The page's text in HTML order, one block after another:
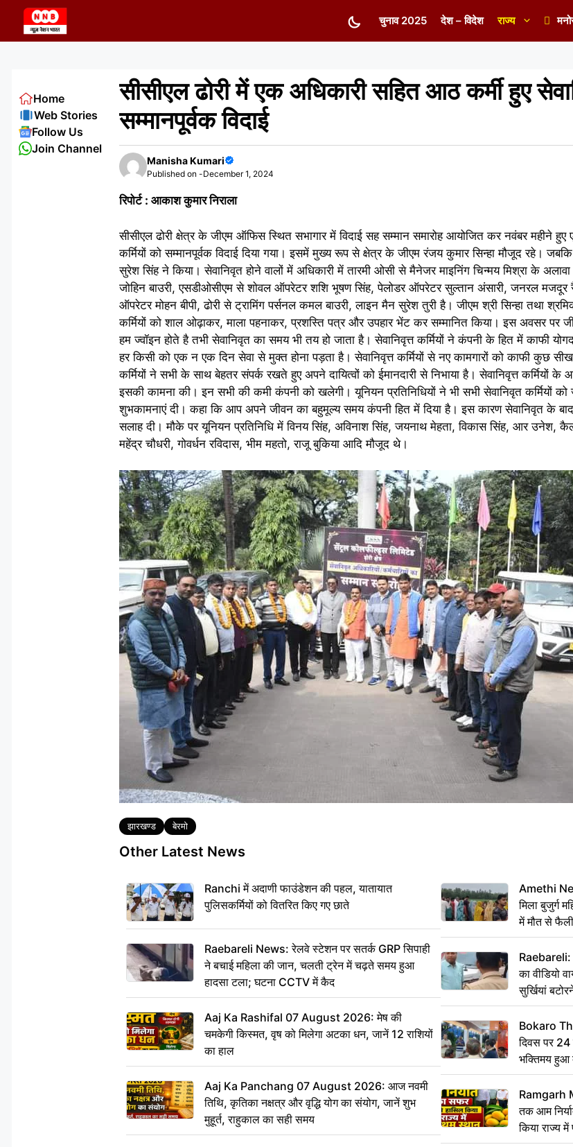
content
चुनाव 2025 देश – विदेश राज्य
सीसीएल ढोरी में एक अधिकारी सहित आठ कर्मी हुए
सम्मानपूर्वक विदाई
Manisha Kumari
Published on -December 1, 2024
रिपोर्ट : आकाश कुमार निराला
सीसीएल ढोरी क्षेत्र के जीएम ऑफिस स्थित सभागार में विदाई सह सम्मान समारोह आयोजित कर नवंबर महीने
कर्मियों को सम्मानपूर्वक विदाई दिया गया। इसमें मुख्य रूप से क्षेत्र के जीएम रंजय कुमार सिन्हा मौजूद रहे।
सुरेश सिंह ने किया। सेवानिवृत होने वालों में अधिकारी में तारमी ओसी से मैनेजर माइनिंग चिन्मय मिश्रा के
जोहिन बाउरी, एसडीओसीएम से शाेवल ऑपरेटर शशि भूषण सिंह, पेलोडर ऑपरेटर सुल्तान अंसारी, जनरल मजदूर
ऑपरेटर मोहन बीपी, ढोरी से ट्रामिंग पर्सनल कमल बाउरी, लाइन मैन सुरेश तुरी है। जीएम श्री सिन्हा तथा
कर्मियों को शाल ओढ़ाकर, माला पहनाकर, प्रशस्ति पत्र और उपहार भेंट कर सम्मानित किया। इस अवसर पर
हम ज्वॉइन होते है तभी सेवानिवृत का समय भी तय हो जाता है। सेवानिवृत्त कर्मियों ने कंपनी के हित में काफी
हर किसी को एक न एक दिन सेवा से मुक्त होना पड़ता है। सेवानिवृत्त कर्मियों से नए कामगारों को काफी कुछ
कर्मियों ने सभी के साथ बेहतर संपर्क रखते हुए अपने दायित्वों को ईमानदारी से निभाया है। सेवानिवृत्त
इसकी कामना की। इन सभी की कमी कंपनी को खलेगी। यूनियन प्रतिनिधियों ने भी सभी सेवानिवृत कर्मियों
शुभकामनाएं दी। कहा कि आप अपने जीवन का बहुमूल्य समय कंपनी हित में दिया है। इस कारण सेवानिवृत के
सलाह दी। मौके पर यूनियन प्रतिनिधि में विनय सिंह, अविनाश सिंह, जयनाथ मेहता, विकास सिंह, आर उनेश,
महेंद्र चौधरी, गोवर्धन रविदास, भीम महतो, राजू बुकिया आदि मौजूद थे।
Tags
झारखण्ड बेरमो
Other Latest News
Ranchi में अदाणी फाउंडेशन की पहल, यातायात
पुलिसकर्मियों को वितरित किए गए छाते
Raebareli News: रेलवे स्टेशन पर सतर्क GRP सिपाही
ने बचाई महिला की जान, चलती ट्रेन में चढ़ते समय हुआ
हादसा टला; घटना CCTV में कैद
Aaj Ka Rashifal 07 August 2026: मेष की
चमकेगी किस्मत, वृष को मिलेगा अटका धन, जानें 12 राशियों
का हाल
Aaj Ka Panchang 07 August 2026: आज नवमी
तिथि, कृतिका नक्षत्र और वृद्धि योग का संयोग, जानें शुभ
मुहूर्त, राहुकाल का सही समय
Amethi
मिला बुजुर्ग
में मौत से
Raebareli:
का वीडियो
सुर्खियां
Bokaro
दिवस पर 24
भक्तिमय हुआ
Ramgarh
तक आम
किया राज्य
Home
Web Stories
Follow Us
Join Channel